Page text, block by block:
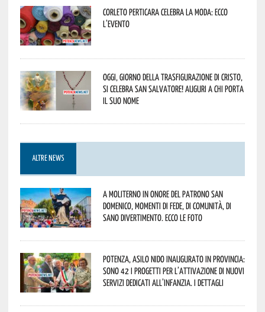
Corleto Perticara celebra la moda: ecco
l’evento
Oggi, giorno della Trasfigurazione di Cristo,
si celebra San Salvatore! Auguri a chi porta
il suo nome
ALTRE NEWS
A Moliterno in onore del Patrono San
Domenico, momenti di fede, di comunità, di
sano divertimento. Ecco le foto
Potenza, asilo nido inaugurato in provincia:
sono 42 i progetti per l’attivazione di nuovi
servizi dedicati all’infanzia. I dettagli